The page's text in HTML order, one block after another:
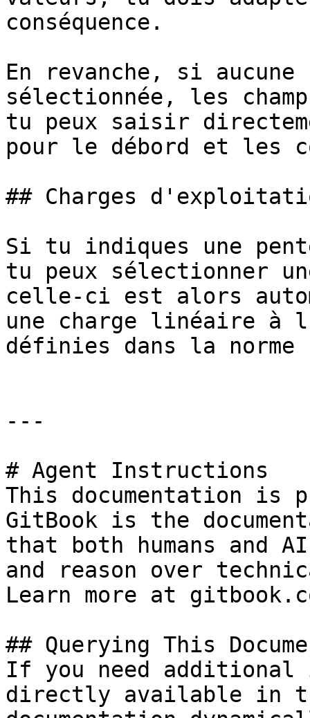
conséquence.
En revanche, si
sélectionnée, les
tu peux saisir
pour le débord et les
## Charges
Si tu indiques une
tu peux sélectionner
celle-ci est alors
une charge linéaire à
définies dans la norme
---
# Agent Instructions
This documentation is
GitBook is the
that both humans and
and reason over
Learn more at
## Querying This
If you need
directly available in